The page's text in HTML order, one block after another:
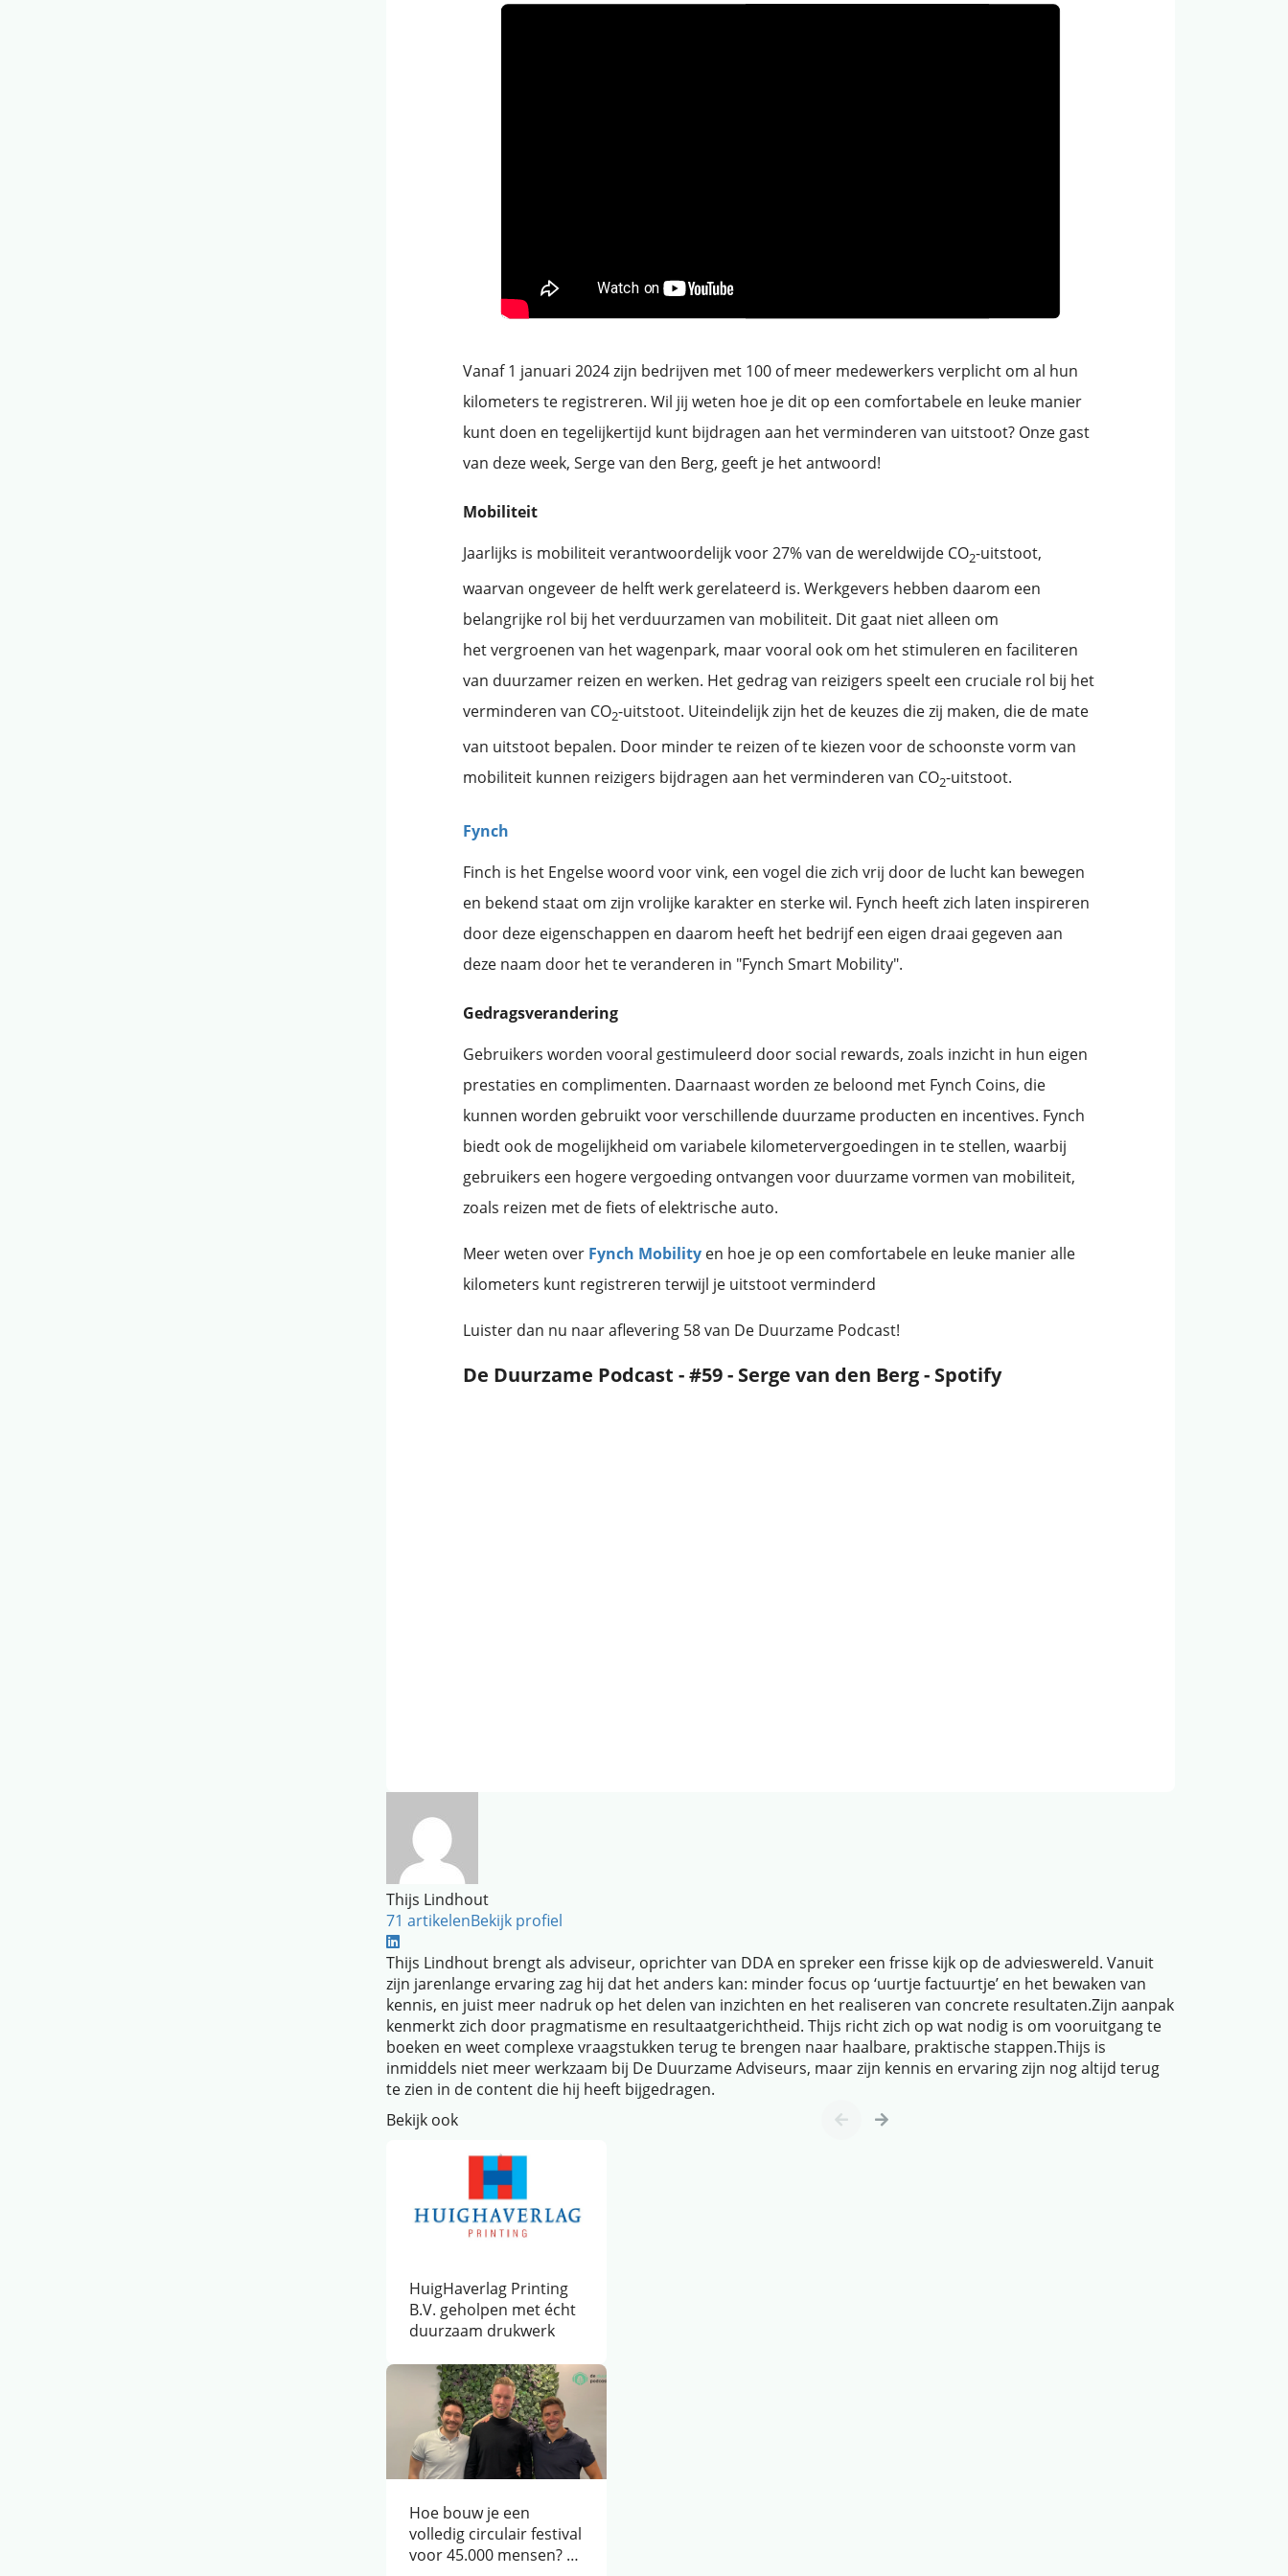
Vanaf 1 januari 2024 zijn bedrijven met 100 of meer medewerkers verplicht om al hun
kilometers te registreren. Wil jij weten hoe je dit op een comfortabele en leuke manier
kunt doen en tegelijkertijd kunt bijdragen aan het verminderen van uitstoot? Onze gast
van deze week, Serge van den Berg, geeft je het antwoord!
Mobiliteit
Jaarlijks is mobiliteit verantwoordelijk voor 27% van de wereldwijde CO2-uitstoot,
waarvan ongeveer de helft werk gerelateerd is. Werkgevers hebben daarom een
belangrijke rol bij het verduurzamen van mobiliteit. Dit gaat niet alleen om
het vergroenen van het wagenpark, maar vooral ook om het stimuleren en faciliteren
van duurzamer reizen en werken. Het gedrag van reizigers speelt een cruciale rol bij het
verminderen van CO2-uitstoot. Uiteindelijk zijn het de keuzes die zij maken, die de mate
van uitstoot bepalen. Door minder te reizen of te kiezen voor de schoonste vorm van
mobiliteit kunnen reizigers bijdragen aan het verminderen van CO2-uitstoot.
Fynch
Finch is het Engelse woord voor vink, een vogel die zich vrij door de lucht kan bewegen
en bekend staat om zijn vrolijke karakter en sterke wil. Fynch heeft zich laten inspireren
door deze eigenschappen en daarom heeft het bedrijf een eigen draai gegeven aan
deze naam door het te veranderen in "Fynch Smart Mobility".
Gedragsverandering
Gebruikers worden vooral gestimuleerd door social rewards, zoals inzicht in hun eigen
prestaties en complimenten. Daarnaast worden ze beloond met Fynch Coins, die
kunnen worden gebruikt voor verschillende duurzame producten en incentives. Fynch
biedt ook de mogelijkheid om variabele kilometervergoedingen in te stellen, waarbij
gebruikers een hogere vergoeding ontvangen voor duurzame vormen van mobiliteit,
zoals reizen met de fiets of elektrische auto.
Meer weten over Fynch Mobility en hoe je op een comfortabele en leuke manier alle
kilometers kunt registreren terwijl je uitstoot verminderd
Luister dan nu naar aflevering 58 van De Duurzame Podcast!
De Duurzame Podcast - #59 - Serge van den Berg - Spotify
Thijs Lindhout
71 artikelenBekijk profiel
Thijs Lindhout brengt als adviseur, oprichter van DDA en spreker een frisse kijk op de advieswereld. Vanuit
zijn jarenlange ervaring zag hij dat het anders kan: minder focus op ‘uurtje factuurtje’ en het bewaken van
kennis, en juist meer nadruk op het delen van inzichten en het realiseren van concrete resultaten.Zijn aanpak
kenmerkt zich door pragmatisme en resultaatgerichtheid. Thijs richt zich op wat nodig is om vooruitgang te
boeken en weet complexe vraagstukken terug te brengen naar haalbare, praktische stappen.Thijs is
inmiddels niet meer werkzaam bij De Duurzame Adviseurs, maar zijn kennis en ervaring zijn nog altijd terug
te zien in de content die hij heeft bijgedragen.
Bekijk ook
HuigHaverlag Printing
B.V. geholpen met écht
duurzaam drukwerk
Hoe bouw je een
volledig circulair festival
voor 45.000 mensen? |